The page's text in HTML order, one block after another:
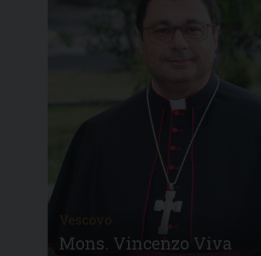
Vescovo
Mons. Vincenzo Viva